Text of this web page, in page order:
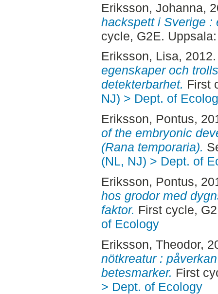
Eriksson, Johanna,
hackspett i Sverige :
cycle, G2E.
Eriksson, Lisa,
egenskaper och
detekterbarhet. First
NJ) > Dept. of
Eriksson, Pontus,
of the embryonic
(Rana temporaria).
(NL, NJ) > Dept. of
Eriksson, Pontus,
hos grodor med
faktor. First cycle,
of Ecology
Eriksson, Theodor,
nötkreatur :
betesmarker. First
> Dept. of Ecology